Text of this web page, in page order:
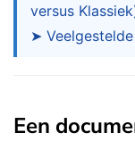
versus
➤
Een